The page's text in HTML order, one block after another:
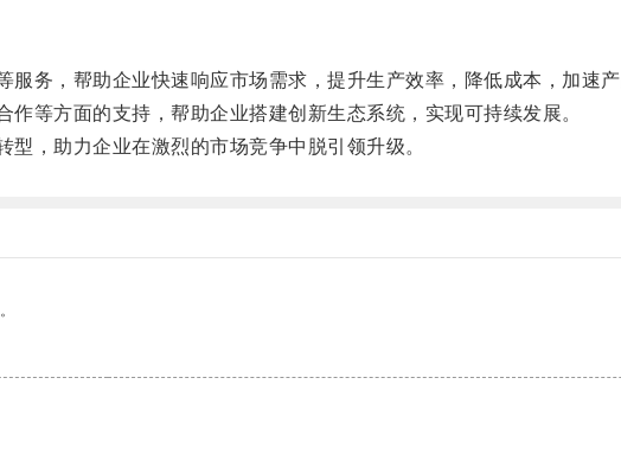
，帮助企业快速响应市场需求，提升生产效率，降低成本，加速产
方面的支持，帮助企业搭建创新生态系统，实现可持续发展。
，助力企业在激烈的市场竞争中脱引领升级。